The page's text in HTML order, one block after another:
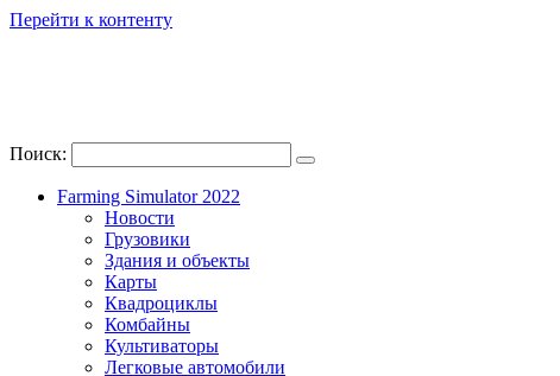
Перейти к контенту
Поиск:
Farming Simulator 2022
Новости
Грузовики
Здания и объекты
Карты
Квадроциклы
Комбайны
Культиваторы
Легковые автомобили